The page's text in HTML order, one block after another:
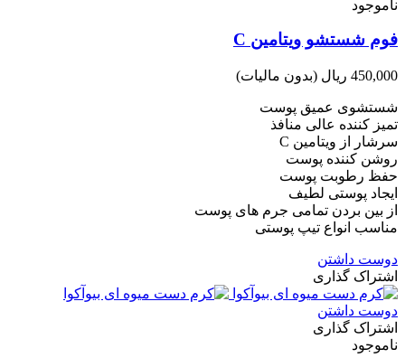
ناموجود
فوم شستشو ویتامین C
450,000 ریال (بدون مالیات)
‌شستشوی عمیق پوست
تمیز کننده عالی منافذ
سرشار از ویتامین C
روشن کننده پوست
حفظ رطوبت پوست
ایجاد پوستی لطیف
از بین بردن تمامی جرم های پوست
مناسب انواع تیپ پوستی
دوست داشتن
اشتراک گذاری
دوست داشتن
اشتراک گذاری
ناموجود